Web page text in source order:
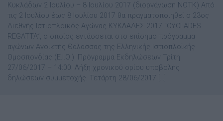
Κυκλάδων 2 Ιουλίου – 8 Ιουλίου 2017 (διοργάνωση ΝΟΤΚ) Από
τις 2 Ιουλίου έως 8 Ιουλίου 2017 θα πραγματοποιηθεί ο 23ος
Διεθνής Ιστιοπλοϊκός Αγώνας ΚΥΚΛΑΔΕΣ 2017 “CYCLADES
REGATTA”, ο οποίος εντάσσεται στο επίσημο πρόγραμμα
αγώνων Ανοικτής Θάλασσας της Ελληνικής Ιστιοπλοϊκής
Ομοσπονδίας (Ε.Ι.Ο.). Πρόγραμμα Εκδηλώσεων Τρίτη
27/06/2017 – 14:00: Λήξη χρονικού ορίου υποβολής
δηλώσεων συμμετοχής. Τετάρτη 28/06/2017 […]